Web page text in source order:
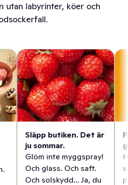
utan labyrinter, köer och
Släpp butiken. Det är
ju sommar.
Glöm inte myggspray!
Och glass. Och saft.
Och solskydd... Ja, du